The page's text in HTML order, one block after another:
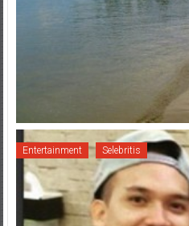
Entertainment Selebritis